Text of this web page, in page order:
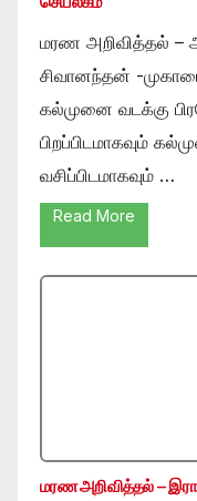
மரண அறிவித்தல் –
சிவானந்தன் -
கல்முனை வடக்கு
பிறப்பிடமாகவும்
வசிப்பிடமாகவும் …
Read More
மரண அறிவித்தல் –